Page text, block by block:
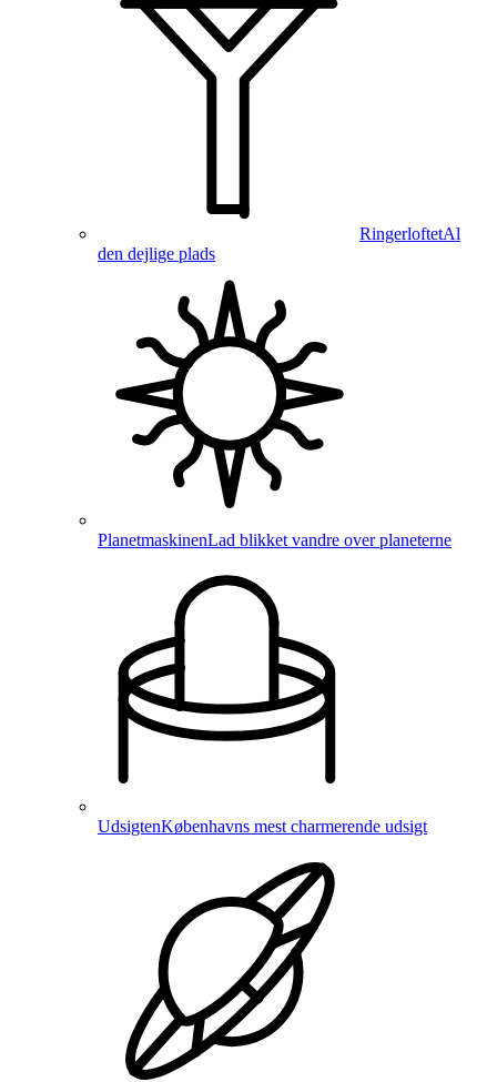
RingerloftetAl
den dejlige plads
PlanetmaskinenLad blikket vandre over planeterne
UdsigtenKøbenhavns mest charmerende udsigt